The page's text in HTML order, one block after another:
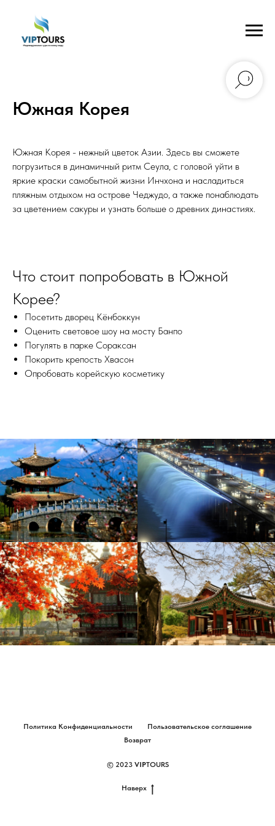
Южная Корея
Южная Корея - нежный цветок Азии. Здесь вы сможете
погрузиться в динамичный ритм Сеула, с головой уйти в
яркие краски самобытной жизни Инчхона и насладиться
пляжным отдыхом на острове Чеджудо, а также понаблюдать
за цветением сакуры и узнать больше о древних династиях.
Что стоит попробовать в Южной
Корее?
Посетить дворец Кёнбоккун
Оценить световое шоу на мосту Банпо
Погулять в парке Сораксан
Покорить крепость Хвасон
Опробовать корейскую косметику
Политика Конфиденциальности
Пользовательское соглашение
Возврат
© 2023 VIPTOURS
Наверх